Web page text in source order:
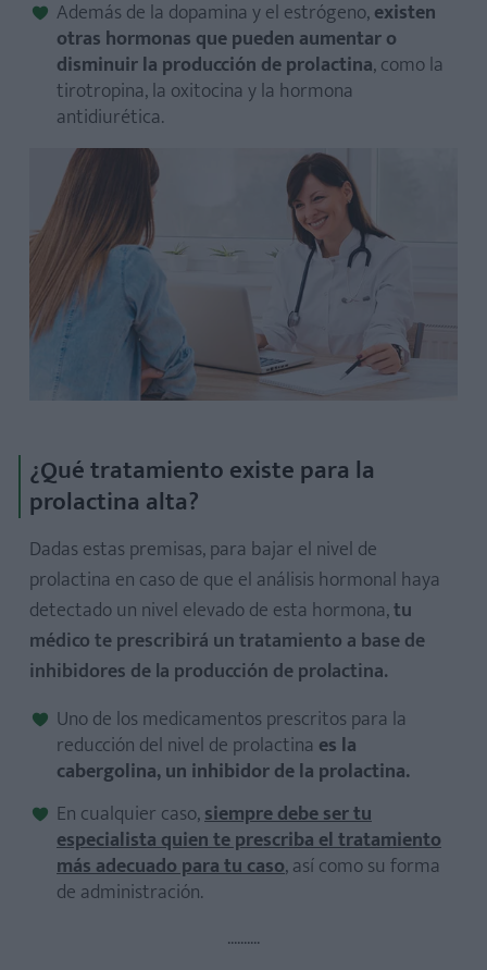
Además de la dopamina y el estrógeno,existen
otras hormonas que pueden aumentar o
disminuir la producción de prolactina, como la
tirotropina, la oxitocina y la hormona
antidiurética.
¿Qué tratamiento existe para la
prolactina alta?
Dadas estas premisas, para bajar el nivel de
prolactina en caso de que el análisis hormonal haya
detectado un nivel elevado de esta hormona,tu
médico te prescribirá un tratamiento a base de
inhibidores de la producción de prolactina.
Uno de los medicamentos prescritos para la
reducción del nivel de prolactina es la
cabergolina, un inhibidor de la prolactina.
En cualquier caso,siempre debe ser tu
especialista quien te prescriba el tratamiento
más adecuado para tu caso, así como su forma
de administración.
..........